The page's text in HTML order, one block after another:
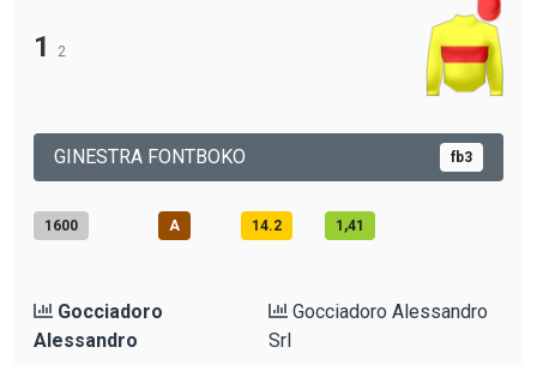
1 2
GINESTRA FONTBOKO fb3
1600 A 14.2 1,41
Gocciadoro
Alessandro
Gocciadoro Alessandro
Srl